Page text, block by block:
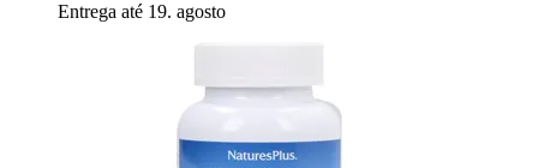
Entrega até 19. agosto